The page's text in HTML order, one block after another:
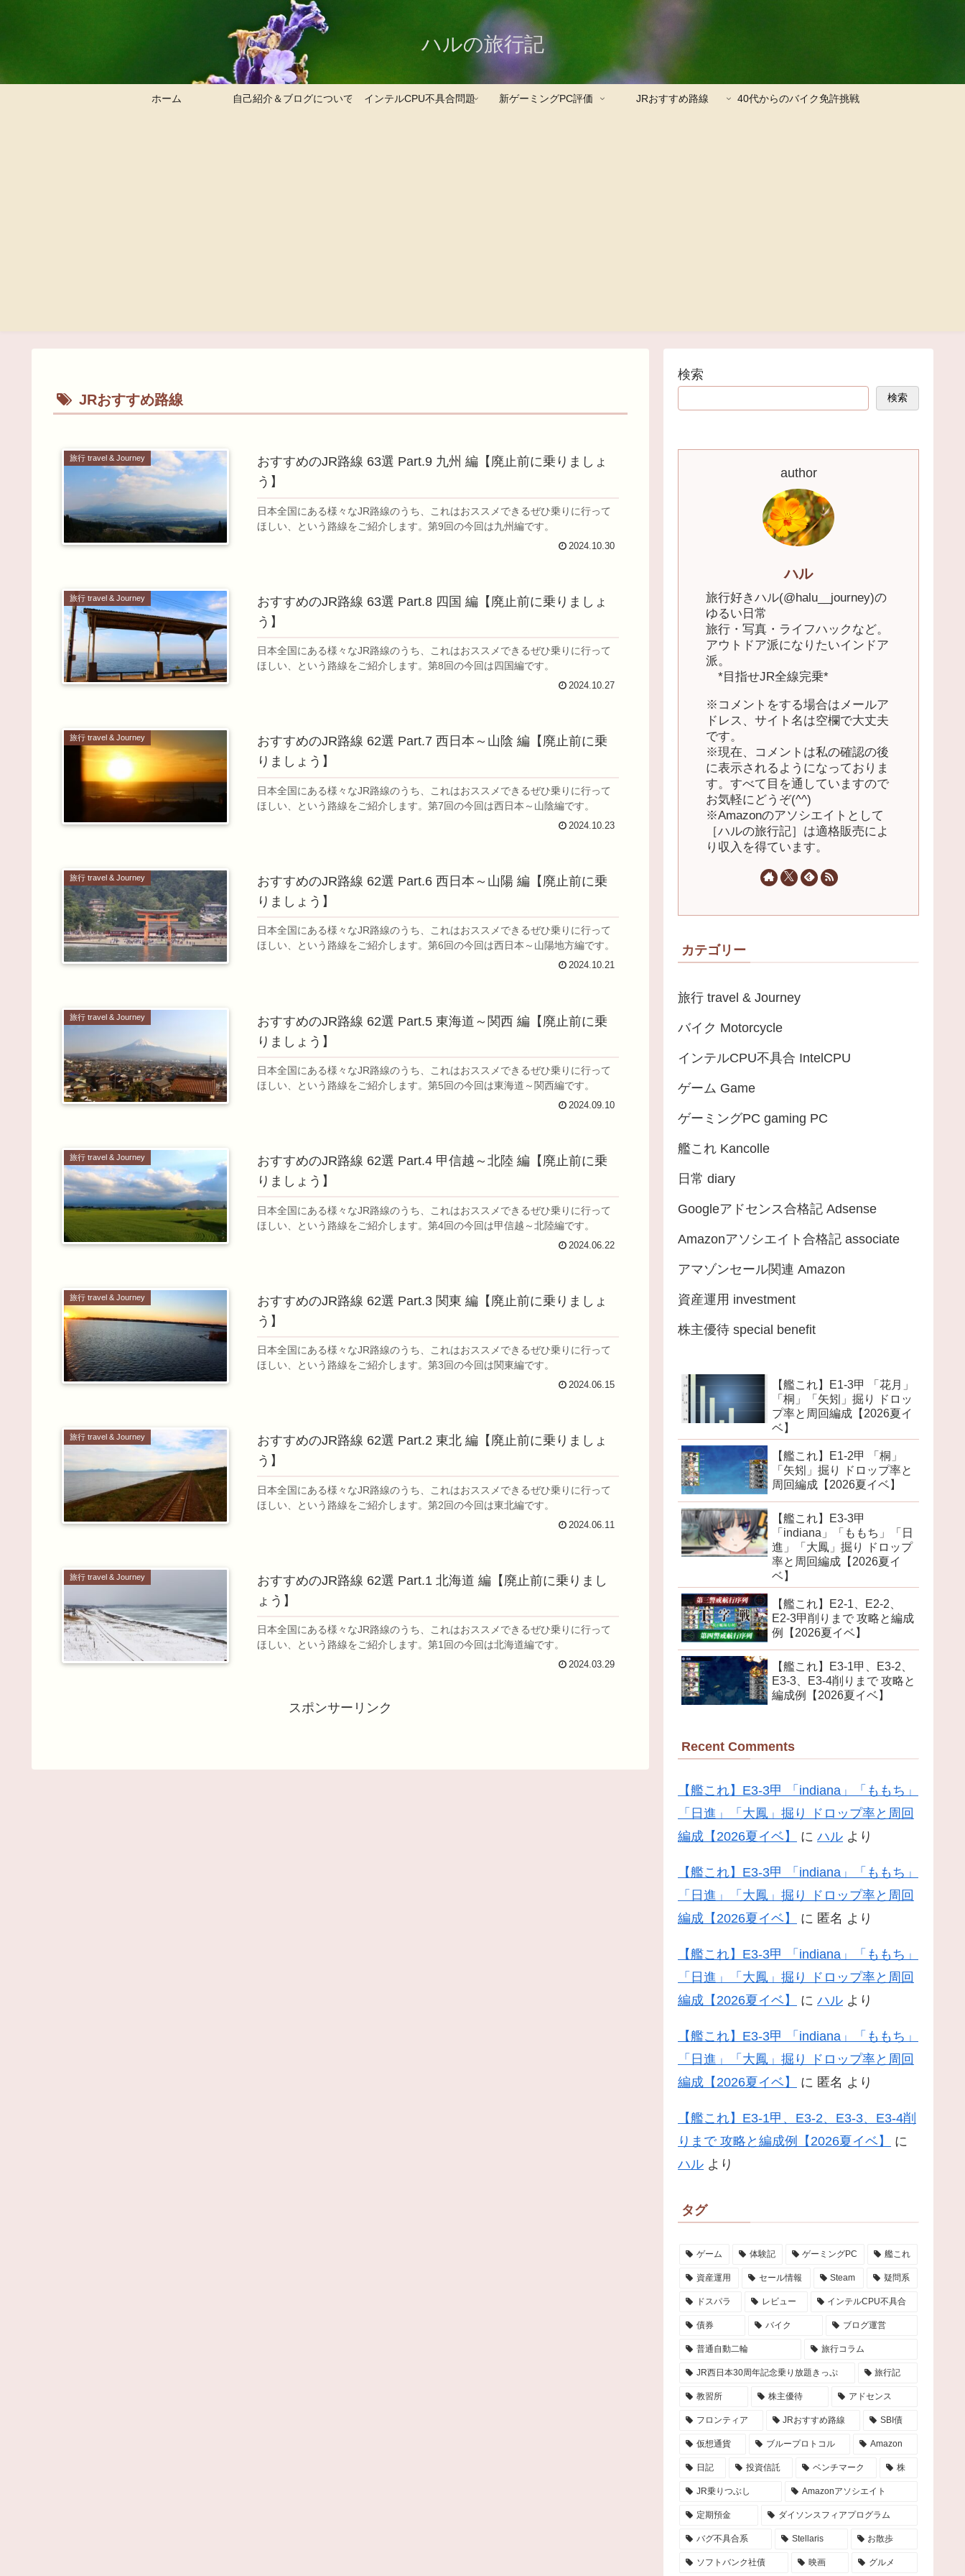
ハルの旅行記
ホーム 自己紹介＆ブログについて インテルCPU不具合問題 新ゲーミングPC評価 JRおすすめ路線 40代からのバイク免許挑戦
JRおすすめ路線
旅行 travel & Journey
おすすめのJR路線 63選 Part.9 九州 編【廃止前に乗りましょ
う】
日本全国にある様々なJR路線のうち、これはおススメできるぜひ乗りに行って
ほしい、という路線をご紹介します。第9回の今回は九州編です。
2024.10.30
旅行 travel & Journey
おすすめのJR路線 63選 Part.8 四国 編【廃止前に乗りましょ
う】
日本全国にある様々なJR路線のうち、これはおススメできるぜひ乗りに行って
ほしい、という路線をご紹介します。第8回の今回は四国編です。
2024.10.27
旅行 travel & Journey
おすすめのJR路線 62選 Part.7 西日本～山陰 編【廃止前に乗
りましょう】
日本全国にある様々なJR路線のうち、これはおススメできるぜひ乗りに行って
ほしい、という路線をご紹介します。第7回の今回は西日本～山陰編です。
2024.10.23
旅行 travel & Journey
おすすめのJR路線 62選 Part.6 西日本～山陽 編【廃止前に乗
りましょう】
日本全国にある様々なJR路線のうち、これはおススメできるぜひ乗りに行って
ほしい、という路線をご紹介します。第6回の今回は西日本～山陽地方編です。
2024.10.21
旅行 travel & Journey
おすすめのJR路線 62選 Part.5 東海道～関西 編【廃止前に乗
りましょう】
日本全国にある様々なJR路線のうち、これはおススメできるぜひ乗りに行って
ほしい、という路線をご紹介します。第5回の今回は東海道～関西編です。
2024.09.10
旅行 travel & Journey
おすすめのJR路線 62選 Part.4 甲信越～北陸 編【廃止前に乗
りましょう】
日本全国にある様々なJR路線のうち、これはおススメできるぜひ乗りに行って
ほしい、という路線をご紹介します。第4回の今回は甲信越～北陸編です。
2024.06.22
旅行 travel & Journey
おすすめのJR路線 62選 Part.3 関東 編【廃止前に乗りましょ
う】
日本全国にある様々なJR路線のうち、これはおススメできるぜひ乗りに行って
ほしい、という路線をご紹介します。第3回の今回は関東編です。
2024.06.15
旅行 travel & Journey
おすすめのJR路線 62選 Part.2 東北 編【廃止前に乗りましょ
う】
日本全国にある様々なJR路線のうち、これはおススメできるぜひ乗りに行って
ほしい、という路線をご紹介します。第2回の今回は東北編です。
2024.06.11
旅行 travel & Journey
おすすめのJR路線 62選 Part.1 北海道 編【廃止前に乗りまし
ょう】
日本全国にある様々なJR路線のうち、これはおススメできるぜひ乗りに行って
ほしい、という路線をご紹介します。第1回の今回は北海道編です。
2024.03.29
スポンサーリンク
検索
検索
author
ハル
旅行好きハル(@halu__journey)の
ゆるい日常
旅行・写真・ライフハックなど。
アウトドア派になりたいインドア
派。
*目指せJR全線完乗*
※コメントをする場合はメールア
ドレス、サイト名は空欄で大丈夫
です。
※現在、コメントは私の確認の後
に表示されるようになっておりま
す。すべて目を通していますので
お気軽にどうぞ(^^)
※Amazonのアソシエイトとして
［ハルの旅行記］は適格販売によ
り収入を得ています。
カテゴリー
旅行 travel & Journey
バイク Motorcycle
インテルCPU不具合 IntelCPU
ゲーム Game
ゲーミングPC gaming PC
艦これ Kancolle
日常 diary
Googleアドセンス合格記 Adsense
Amazonアソシエイト合格記 associate
アマゾンセール関連 Amazon
資産運用 investment
株主優待 special benefit
【艦これ】E1-3甲 「花月」
「桐」「矢矧」掘り ドロッ
プ率と周回編成【2026夏イ
ベ】
【艦これ】E1-2甲 「桐」
「矢矧」掘り ドロップ率と
周回編成【2026夏イベ】
【艦これ】E3-3甲
「indiana」「ももち」「日
進」「大鳳」掘り ドロップ
率と周回編成【2026夏イ
ベ】
【艦これ】E2-1、E2-2、
E2-3甲削りまで 攻略と編成
例【2026夏イベ】
【艦これ】E3-1甲、E3-2、
E3-3、E3-4削りまで 攻略と
編成例【2026夏イベ】
Recent Comments
【艦これ】E3-3甲 「indiana」「ももち」
「日進」「大鳳」掘り ドロップ率と周回
編成【2026夏イベ】
に ハル より
【艦これ】E3-3甲 「indiana」「ももち」
「日進」「大鳳」掘り ドロップ率と周回
編成【2026夏イベ】
に 匿名 より
【艦これ】E3-3甲 「indiana」「ももち」
「日進」「大鳳」掘り ドロップ率と周回
編成【2026夏イベ】
に ハル より
【艦これ】E3-3甲 「indiana」「ももち」
「日進」「大鳳」掘り ドロップ率と周回
編成【2026夏イベ】
に 匿名 より
【艦これ】E3-1甲、E3-2、E3-3、E3-4削
りまで 攻略と編成例【2026夏イベ】
に
ハル より
タグ
ゲーム 体験記 ゲーミングPC 艦これ
資産運用 セール情報 Steam 疑問系
ドスパラ レビュー インテルCPU不具合
債券 バイク ブログ運営
普通自動二輪 旅行コラム
JR西日本30周年記念乗り放題きっぷ 旅行記
教習所 株主優待 アドセンス
フロンティア JRおすすめ路線 SBI債
仮想通貨 ブループロトコル Amazon
日記 投資信託 ベンチマーク 株
JR乗りつぶし Amazonアソシエイト
定期預金 ダイソンスフィアプログラム
バグ不具合系 Stellaris お散歩
ソフトバンク社債 映画 グルメ